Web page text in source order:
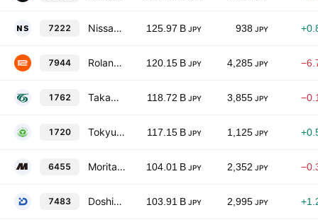
7222 Nissan Shatai Co., Ltd. 125.97 B JPY 938 JPY
7944 Roland Corporation 120.15 B JPY 4,285 JPY
1762 Takamatsu Construction Group Co., Ltd. 118.72 B JPY 3,855 JPY
1720 Tokyu Construction Co., Ltd. 117.15 B JPY 1,125 JPY
6455 Morita Holdings Corporation 104.01 B JPY 2,352 JPY
7483 Doshisha Co., Ltd. 103.91 B JPY 2,995 JPY